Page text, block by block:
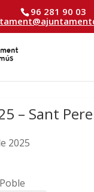
96 281 90 03
– Sant Pere
2025